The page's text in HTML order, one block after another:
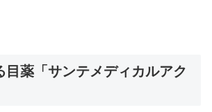
目薬「サンテメディカルアク